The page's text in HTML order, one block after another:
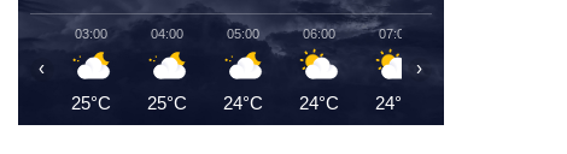
03:00
25°C
04:00
25°C
05:00
24°C
06:00
24°C
07:00
24°C
‹ ›